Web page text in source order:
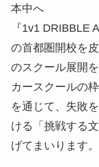
本中へ
『1v1 DRIBBLE
の首都圏開校を
のスクール展開
カースクールの
を通じて、失敗
ける「挑戦する
げてまいります。